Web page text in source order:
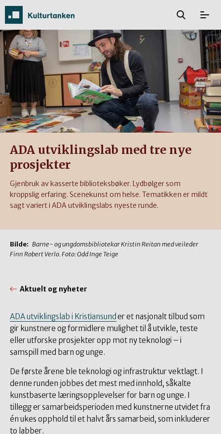
ADA utviklingslab med tre nye
prosjekter
Gjenbruk av kasserte biblioteksbøker. Lydbølger som
kroppslig erfaring. Scenekunst om helse. Tematikken er mildt
sagt variert i ADA utviklingslabs nyeste runde.
Bilde: Barne- og ungdomsbibliotekar Kristin Reitan med veileder
Finn Robert Verlo. Foto: Odd Inge Teige
Aktuelt og nyheter
ADA utviklingslab i Kristiansund er et nasjonalt tilbud som
gir kunstnere og formidlere mulighet til å utvikle, teste
eller utforske prosjekter opp mot ny teknologi – i
samspill med barn og unge.
De første årene ble teknologi og infrastruktur vektlagt. I
denne runden jobbes det mest med innhold, såkalte
kunstbaserte læringsopplevelser for barn og unge. I
tillegg er samarbeidsperioden med kunstnerne utvidet fra
én ukes opphold til et halvt års samarbeid, som inkluderer
to labber.